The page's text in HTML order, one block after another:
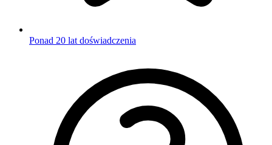
Ponad 20 lat doświadczenia